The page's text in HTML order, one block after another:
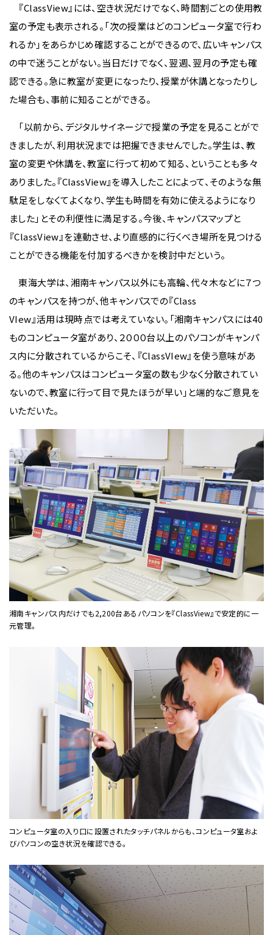
『ClassView』には、空き状況だけでなく、時間割ごとの使用教
室の予定も表示される。「次の授業はどのコンピュータ室で行わ
れるか」をあらかじめ確認することができるので、広いキャンパス
の中で迷うことがない。当日だけでなく、翌週、翌月の予定も確
認できる。急に教室が変更になったり、授業が休講となったりし
た場合も、事前に知ることができる。
「以前から、デジタルサイネージで授業の予定を見ることがで
きましたが、利用状況までは把握できませんでした。学生は、教
室の変更や休講を、教室に行って初めて知る、ということも多々
ありました。『ClassView』を導入したことによって、そのような無
駄足をしなくてよくなり、学生も時間を有効に使えるようになり
ました」とその利便性に満足する。今後、キャンパスマップと
『ClassView』を連動させ、より直感的に行くべき場所を見つける
ことができる機能を付加するべきかを検討中だという。
東海大学は、湘南キャンパス以外にも高輪、代々木などに７つ
のキャンパスを持つが、他キャンパスでの『Class
VIew』活用は現時点では考えていない。「湘南キャンパスには40
ものコンピュータ室があり、２０００台以上のパソコンがキャンパ
ス内に分散されているからこそ、『ClassVIew』を使う意味があ
る。他のキャンパスはコンピュータ室の数も少なく分散されてい
ないので、教室に行って目で見たほうが早い」と端的なご意見を
いただいた。
湘南キャンパス内だけでも2,200台あるパソコンを『ClassView』で安定的に一
元管理。
コンピュータ室の入り口に設置されたタッチパネルからも、コンピュータ室およ
びパソコンの空き状況を確認できる。